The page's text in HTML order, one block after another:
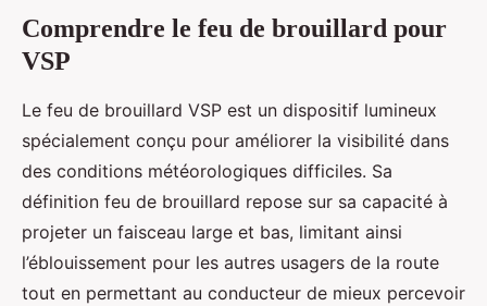
Comprendre le feu de brouillard pour
VSP
Le feu de brouillard VSP est un dispositif lumineux
spécialement conçu pour améliorer la visibilité dans
des conditions météorologiques difficiles. Sa
définition feu de brouillard repose sur sa capacité à
projeter un faisceau large et bas, limitant ainsi
l’éblouissement pour les autres usagers de la route
tout en permettant au conducteur de mieux percevoir